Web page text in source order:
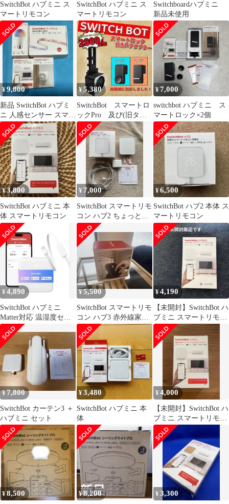
SwitchBot ハブミニ ス
マートリモコン
SwitchBot ハブミニ ス
マートリモコン
Switchboardハブミニ
新品未使用
¥9,800
新品 SwitchBot ハブミ
ニ 人感センサー スマー
ト電球 テープライト
¥5,380
SwitchBot スマートロ
ックPro 及び(旧タイ
プ)引き戸アダプター
¥7,000
switchbot ハブミニ ス
マートロック×2個
¥3,800
SwitchBot ハブミニ 本
体 スマートリモコン
¥ 7,000
SwitchBot スマートリモ
コン ハブ2 ちょっとだ
け使用程度
¥6,500
SwitchBot ハブ2 本体 ス
マートリモコン
¥4,890
SwitchBot ハブミニ
Matter対応 温湿度セン
サー スマートリモコ
ン
¥5,500
SwitchBot スマートリモ
コン ハブ3 赤外線家電
を管理 Alexa
¥4,190
【未開封】SwitchBot ハ
ブミニ スマートリモコ
ン
¥7,800
SwitchBot カーテン3 ＋
ハブミニ セット
¥3,480
SwitchBot ハブミニ 本
体
¥4,000
【未開封】SwitchBot ハ
ブミニ スマートリモコ
ン
¥8,500 ¥8,200 ¥3,300